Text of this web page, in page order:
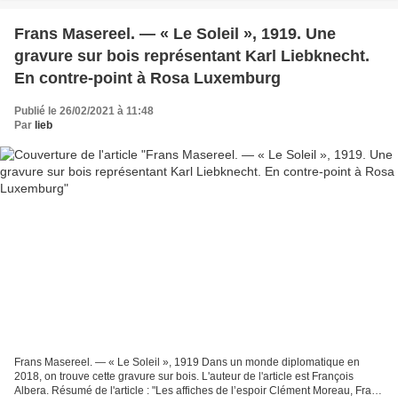
Frans Masereel. — « Le Soleil », 1919. Une
gravure sur bois représentant Karl Liebknecht.
En contre-point à Rosa Luxemburg
Publié le 26/02/2021 à 11:48
Par lieb
Frans Masereel. — « Le Soleil », 1919 Dans un monde diplomatique en
2018, on trouve cette gravure sur bois. L'auteur de l'article est François
Albera. Résumé de l'article : "Les affiches de l’espoir Clément Moreau, Frans